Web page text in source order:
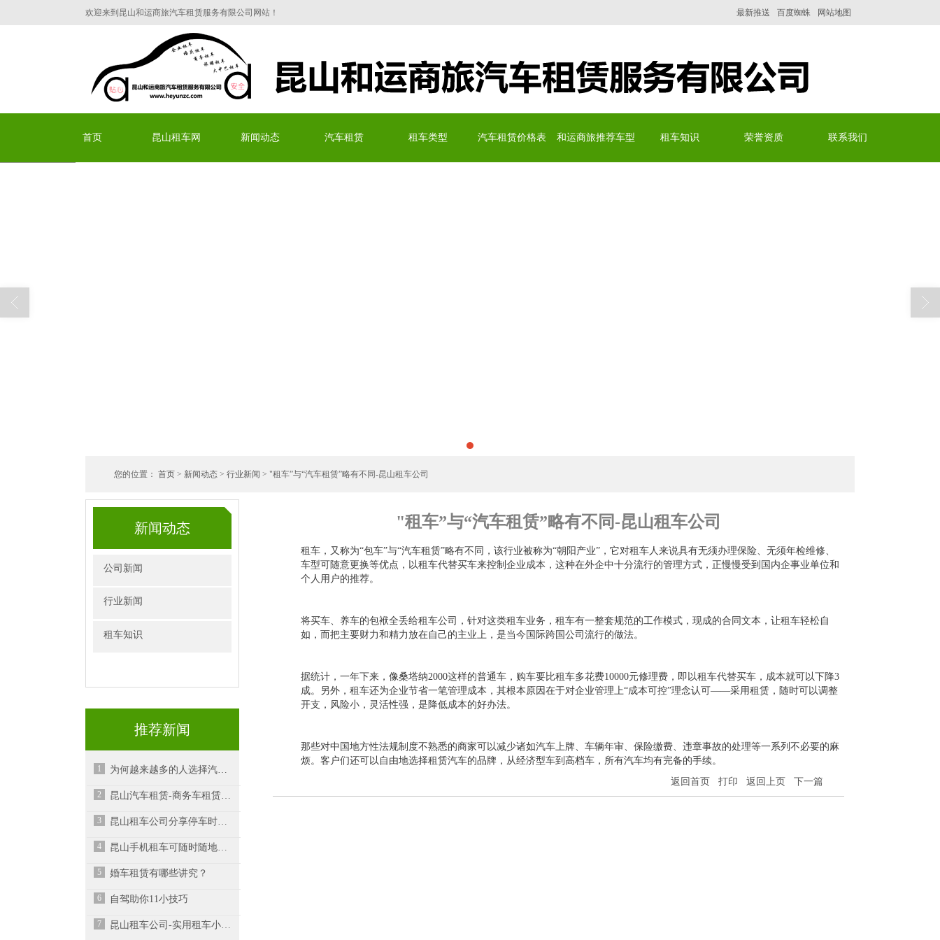
欢迎来到昆山和运商旅汽车租赁服务有限公司网站！ 网站地图
百度蜘蛛
最新推送
昆山和运商旅汽车租赁服务有限公司
首页 昆山租车网 新闻动态 汽车租赁 租车类型 汽车租赁价格表 和运商旅推荐车型 租车知识 荣誉资质 联系我们
您的位置： 首页 > 新闻动态 > 行业新闻 > "租车”与“汽车租赁”略有不同-昆山租车公司
新闻动态
公司新闻
行业新闻
租车知识
推荐新闻
1 为何越来越多的人选择汽车租赁？
2 昆山汽车租赁-商务车租赁时应该注意些什么？
3 昆山租车公司分享停车时车头向外的好处
4 昆山手机租车可随时随地租到车辆
5 婚车租赁有哪些讲究？
6 自驾助你11小技巧
7 昆山租车公司-实用租车小技巧
"租车”与“汽车租赁”略有不同-昆山租车公司
租车，又称为“包车”与“汽车租赁”略有不同，该行业被称为“朝阳产业”，它对租车人来说具有无须办理保险、无须年检维修、
车型可随意更换等优点，以租车代替买车来控制企业成本，这种在外企中十分流行的管理方式，正慢慢受到国内企事业单位和
个人用户的推荐。
将买车、养车的包袱全丢给租车公司，针对这类租车业务，租车有一整套规范的工作模式，现成的合同文本，让租车轻松自
如，而把主要财力和精力放在自己的主业上，是当今国际跨国公司流行的做法。
据统计，一年下来，像桑塔纳2000这样的普通车，购车要比租车多花费10000元修理费，即以租车代替买车，成本就可以下降3
成。另外，租车还为企业节省一笔管理成本，其根本原因在于对企业管理上“成本可控”理念认可——采用租赁，随时可以调整
开支，风险小，灵活性强，是降低成本的好办法。
那些对中国地方性法规制度不熟悉的商家可以减少诸如汽车上牌、车辆年审、保险缴费、违章事故的处理等一系列不必要的麻
烦。客户们还可以自由地选择租赁汽车的品牌，从经济型车到高档车，所有汽车均有完备的手续。
返回首页
打印 返回上页 下一篇